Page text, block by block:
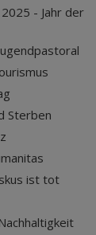
- Jahr der
Sterben
ist tot